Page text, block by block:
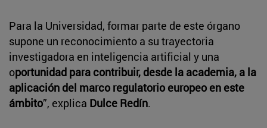
Para la Universidad, formar parte de este órgano
supone un reconocimiento a su trayectoria
investigadora en inteligencia artificial y una
oportunidad para contribuir, desde la academia, a la
aplicación del marco regulatorio europeo en este
ámbito”, explica Dulce Redín.